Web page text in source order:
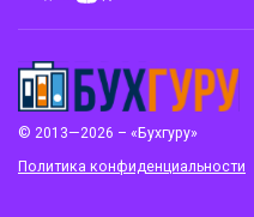
© 2013—2026 – «Бухгуру»
Политика конфиденциальности